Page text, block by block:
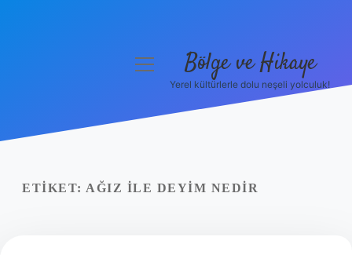
Yasal Uyarı
menüyü
Bölge ve Hikaye
Yerel kültürlerle dolu neşeli yolculuk!
ETIKET: AĞIZ ILE DEYIM NEDIR